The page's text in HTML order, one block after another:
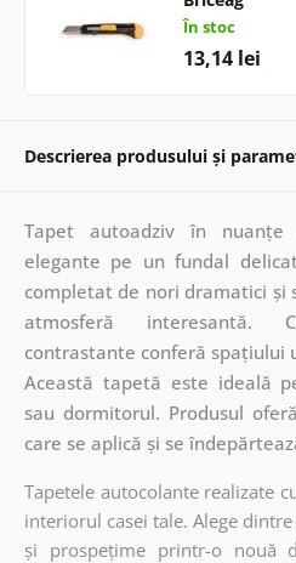
În stoc
13,14 lei
Descrierea produsului și
Tapet autoadziv în nuanțe
elegante pe un fundal
completat de nori dramatici și
atmosferă interesantă.
contrastante conferă spațiului
Această tapetă este ideală
sau dormitorul. Produsul
care se aplică și se
Tapetele autocolante realizate
interiorul casei tale. Alege
și prospețime printr-o nouă